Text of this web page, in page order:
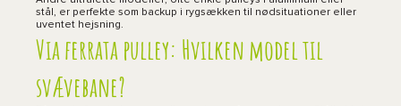
stål, er perfekte som backup i rygsækken til nødsituationer eller
uventet hejsning.
Via ferrata pulley: Hvilken model til
svævebane?